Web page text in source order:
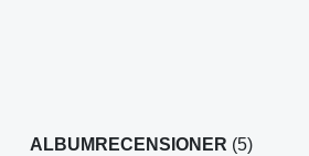
ALBUMRECENSIONER (5)